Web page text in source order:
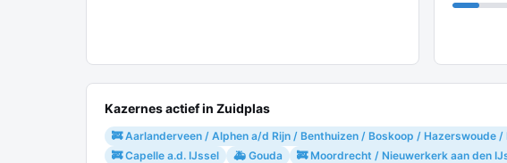
Kazernes actief in Zuidplas
🚒 Aarlanderveen / Alphen a/d Rijn / Benthuizen / Boskoop / Hazerswoude
🚒 Capelle a.d. IJssel
🚑 Gouda 🚒 Moordrecht / Nieuwerkerk aan den